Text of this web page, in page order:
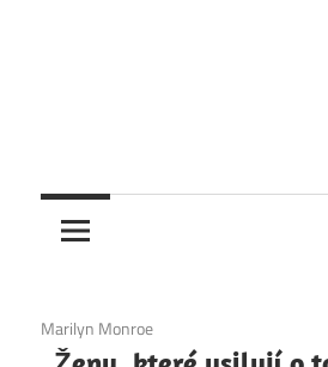
6. 12. 2020
Marilyn Monroe